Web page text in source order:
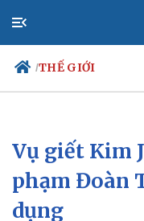
/THẾ GIỚI
Chính trị
Đảng
Tổ chức nhân sự
Quốc hội
Vụ giết Kim
phạm Đoàn
dụng